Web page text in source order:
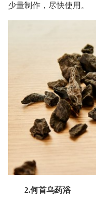
少量制作，尽快使用。
2.何首乌药浴